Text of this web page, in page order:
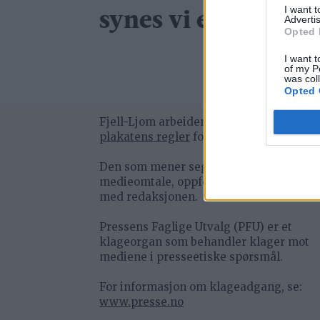
I want
Opted
I want
of my
was
Opted
synes vi er viktig
Fjell-Ljom arbeider etter
plakatens regler for god presseskikk.
Den som mener seg rammet av
medieomtale, oppfordres til å ta kontakt
med redaksjonen.
Pressens Faglige Utvalg (PFU) er et
klageorgan som behandler klager mot
mediene i presseetiske spørsmål.
For informasjon om klageadgang, se:
www.presse.no